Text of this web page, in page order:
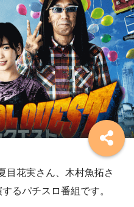
目花実さん、木村魚拓さ
るパチスロ番組です。